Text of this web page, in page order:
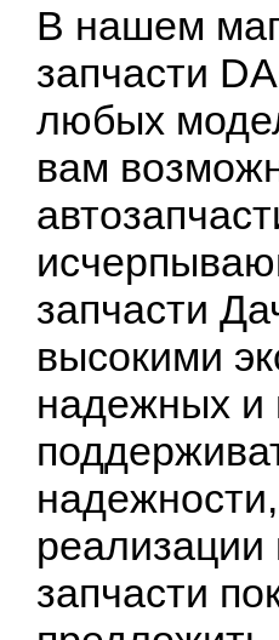
В нашем
запчасти
любых
вам
запчасти
высокими
надежных и
реализации
запчасти